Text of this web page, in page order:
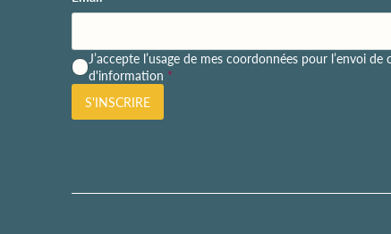
P
o
l
t
e
J’accepte l’usage de mes coordonnées pour l’envoi
d'information *
S'INSCRIRE